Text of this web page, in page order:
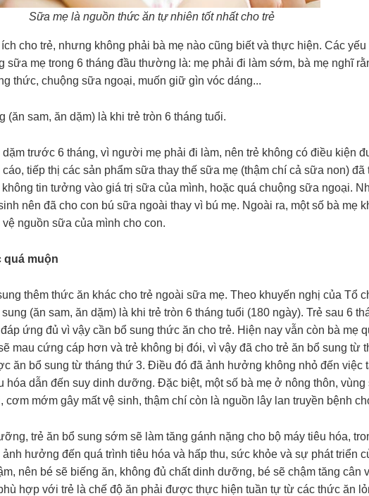
Sữa mẹ là nguồn thức ăn tự nhiên tốt nhất cho trẻ
cho trẻ, nhưng không phải bà mẹ nào cũng biết và thực hiện. Các
sữa mẹ trong 6 tháng đầu thường là: mẹ phải đi làm sớm, bà mẹ nghĩ
thức, chuộng sữa ngoại, muốn giữ gìn vóc dáng...
(ăn sam, ăn dặm) là khi trẻ tròn 6 tháng tuổi.
trước 6 tháng, vì người mẹ phải đi làm, nên trẻ không có điều kiện
tiếp thị các sản phẩm sữa thay thế sữa mẹ (thậm chí cả sữa non) đã
tin tưởng vào giá trị sữa của mình, hoặc quá chuộng sữa ngoại.
nên đã cho con bú sữa ngoài thay vì bú mẹ. Ngoài ra, một số bà mẹ
nguồn sữa của mình cho con.
quá muộn
thêm thức ăn khác cho trẻ ngoài sữa mẹ. Theo khuyến nghị của Tổ
(ăn sam, ăn dặm) là khi trẻ tròn 6 tháng tuổi (180 ngày). Trẻ sau 6
ứng đủ vì vậy cần bổ sung thức ăn cho trẻ. Hiện nay vẫn còn bà mẹ
mau cứng cáp hơn và trẻ không bị đói, vì vậy đã cho trẻ ăn bổ sung từ
ăn bổ sung từ tháng thứ 3. Điều đó đã ảnh hưởng không nhỏ đến việc
hóa dẫn đến suy dinh dưỡng. Đặc biệt, một số bà mẹ ở nông thôn, vùng
cơm mớm gây mất vệ sinh, thậm chí còn là nguồn lây lan truyền bệnh
trẻ ăn bổ sung sớm sẽ làm tăng gánh nặng cho bộ máy tiêu hóa,
ảnh hưởng đến quá trình tiêu hóa và hấp thu, sức khỏe và sự phát triển
nên bé sẽ biếng ăn, không đủ chất dinh dưỡng, bé sẽ chậm tăng cân
hợp với trẻ là chế độ ăn phải được thực hiện tuần tự từ các thức ăn